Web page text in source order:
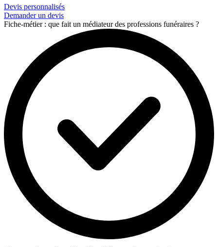
Devis personnalisés
Demander un devis
Fiche-métier : que fait un médiateur des professions funéraires ?